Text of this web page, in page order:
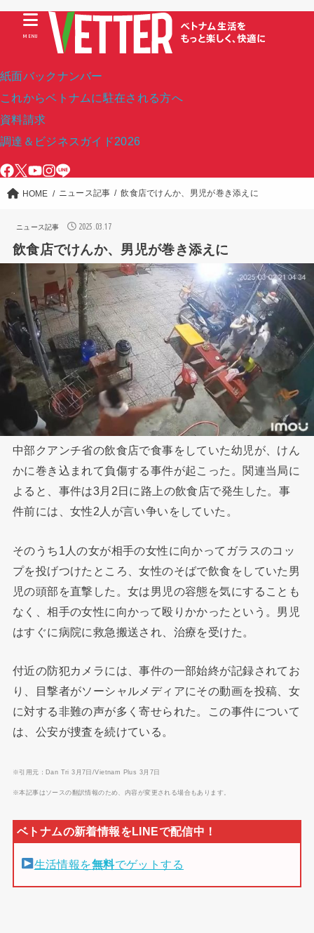
紙面バックナンバー
これからベトナムに駐在される方へ
資料請求
調達＆ビジネスガイド2026
MENU
HOME ニュース記事 飲食店でけんか、男児が巻き添えに
ニュース記事 2025.03.17
飲食店でけんか、男児が巻き添えに
中部クアンチ省の飲食店で食事をしていた幼児が、けん
かに巻き込まれて負傷する事件が起こった。関連当局に
よると、事件は3月2日に路上の飲食店で発生した。事
件前には、女性2人が言い争いをしていた。
そのうち1人の女が相手の女性に向かってガラスのコッ
プを投げつけたところ、女性のそばで飲食をしていた男
児の頭部を直撃した。女は男児の容態を気にすることも
なく、相手の女性に向かって殴りかかったという。男児
はすぐに病院に救急搬送され、治療を受けた。
付近の防犯カメラには、事件の一部始終が記録されてお
り、目撃者がソーシャルメディアにその動画を投稿、女
に対する非難の声が多く寄せられた。この事件について
は、公安が捜査を続けている。
※引用元：Dan Tri 3月7日/Vietnam Plus 3月7日
※本記事はソースの翻訳情報のため、内容が変更される場合もあります。
生活情報を無料でゲットする